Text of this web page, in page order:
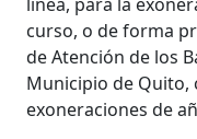
curso, o de forma
de Atención de los
Municipio de Quito,
exoneraciones de